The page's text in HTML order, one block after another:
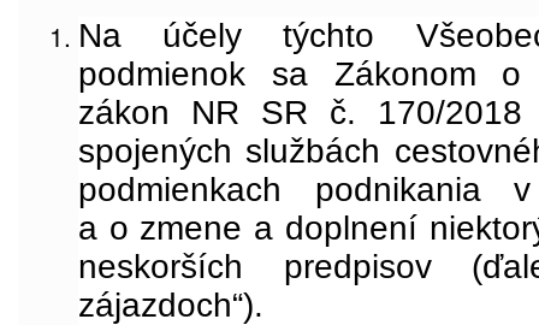
Na účely týchto
podmienok sa Zákonom o
zákon NR SR č. 170/
spojených službách
podmienkach podnikania
a o zmene a doplnení
neskorších predpisov
zájazdoch“).